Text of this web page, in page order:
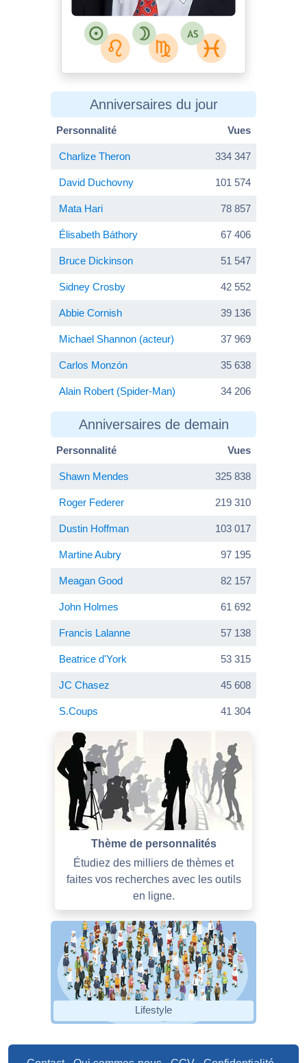
Anniversaires du jour
Personnalité Vues
Charlize Theron 334 347
David Duchovny 101 574
Mata Hari 78 857
Élisabeth Báthory 67 406
Bruce Dickinson 51 547
Sidney Crosby 42 552
Abbie Cornish 39 136
Michael Shannon (acteur) 37 969
Carlos Monzón 35 638
Alain Robert (Spider-Man) 34 206
Anniversaires de demain
Personnalité Vues
Shawn Mendes 325 838
Roger Federer 219 310
Dustin Hoffman 103 017
Martine Aubry 97 195
Meagan Good 82 157
John Holmes 61 692
Francis Lalanne 57 138
Beatrice d'York 53 315
JC Chasez 45 608
S.Coups 41 304
Thème de personnalités
Étudiez des milliers de thèmes et
faites vos recherches avec les outils
en ligne.
Lifestyle